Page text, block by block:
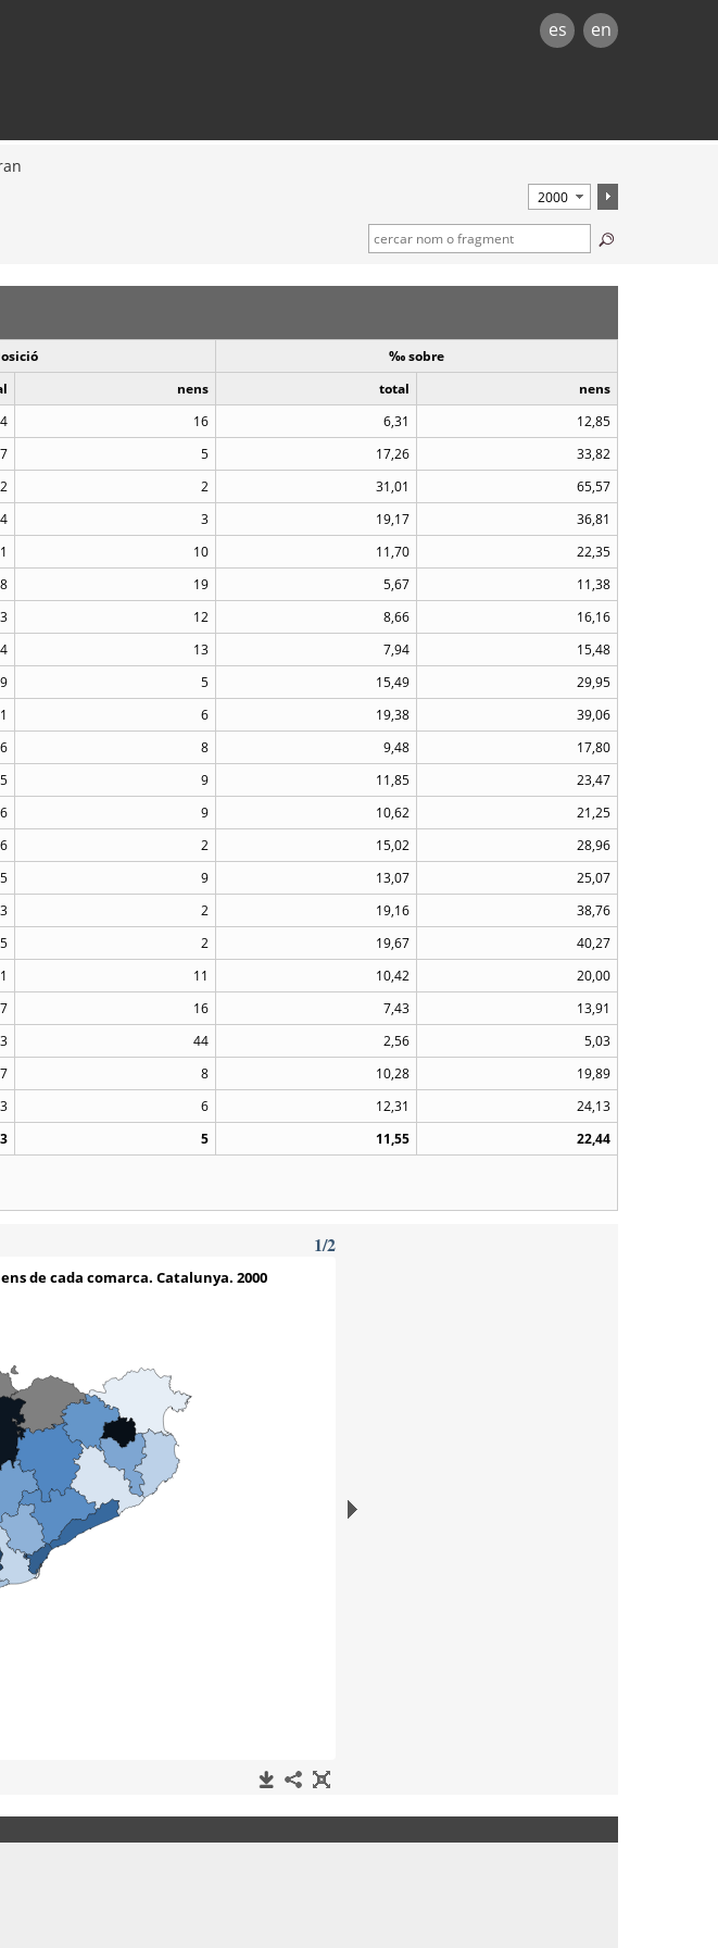
es en
‰ sobre
nens total
nens
16 6,31
12,85
7 5 17,26
33,82
2 2 31,01
65,57
4 3 19,17
36,81
10 11,70
22,35
19 5,67
11,38
12 8,66
16,16
13 7,94
15,48
9 5 15,49
29,95
6 19,38
39,06
8 9,48
17,80
9 11,85
23,47
9 10,62
21,25
6 2 15,02
28,96
9 13,07
25,07
3 2 19,16
38,76
5 2 19,67
40,27
11 10,42
20,00
16 7,43
13,91
44 2,56
5,03
8 10,28
19,89
6 12,31
24,13
5 11,55
22,44